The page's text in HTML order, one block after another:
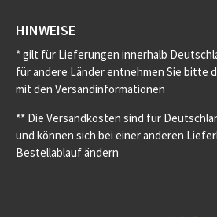
HINWEISE
* gilt für Lieferungen innerhalb
für andere Länder entnehmen Sie bitte
mit den Versandinformationen
** Die Versandkosten sind für
und können sich bei einer anderen
Bestellablauf ändern